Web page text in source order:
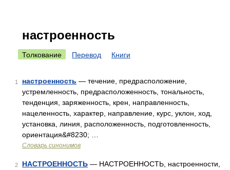
настроенность
Толкование Перевод Книги
1 настроенность — течение, предрасположение,
устремленность, предрасположенность, тональность,
тенденция, заряженность, крен, направленность,
нацеленность, характер, направление, курс, уклон, ход,
установка, линия, расположенность, подготовленность,
ориентация&#8230; …
Словарь синонимов
2 НАСТРОЕННОСТЬ — НАСТРОЕННОСТЬ, настроенности,